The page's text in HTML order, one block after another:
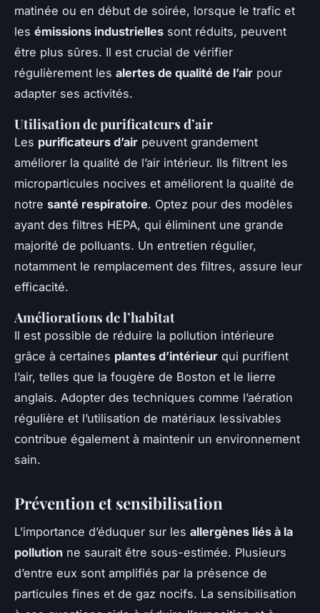
matinée ou en début de soirée, lorsque le trafic et
les émissions industrielles sont réduits, peuvent
être plus sûres. Il est crucial de vérifier
régulièrement les alertes de qualité de l’air pour
adapter ses activités.
Utilisation de purificateurs d’air
Les purificateurs d’air peuvent grandement
améliorer la qualité de l’air intérieur. Ils filtrent les
microparticules nocives et améliorent la qualité de
notre santé respiratoire. Optez pour des modèles
ayant des filtres HEPA, qui éliminent une grande
majorité de polluants. Un entretien régulier,
notamment le remplacement des filtres, assure leur
efficacité.
Améliorations de l’habitat
Il est possible de réduire la pollution intérieure
grâce à certaines plantes d’intérieur qui purifient
l’air, telles que la fougère de Boston et le lierre
anglais. Adopter des techniques comme l’aération
régulière et l’utilisation de matériaux lessivables
contribue également à maintenir un environnement
sain.
Prévention et sensibilisation
L’importance d’éduquer sur les allergènes liés à la
pollution ne saurait être sous-estimée. Plusieurs
d’entre eux sont amplifiés par la présence de
particules fines et de gaz nocifs. La sensibilisation